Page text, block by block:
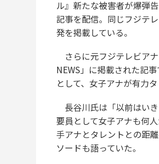
ル』新たな被害者が爆弾
記事を配信。同じフジテ
発を掲載している。
さらに元フジテレビア
NEWS」に掲載された記
として、女子アナが有力
長谷川氏は「以前はい
要員として女子アナも何
手アナとタレントとの距
ソードも語っていた。